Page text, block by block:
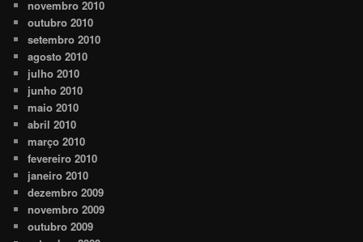
novembro 2010
outubro 2010
setembro 2010
agosto 2010
julho 2010
junho 2010
maio 2010
abril 2010
março 2010
fevereiro 2010
janeiro 2010
dezembro 2009
novembro 2009
outubro 2009